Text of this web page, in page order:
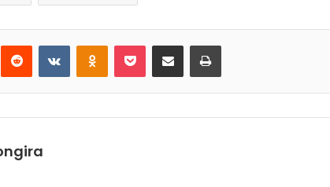
Reddit VKontakteOdnoklassniki
Pocket Share via Email Print